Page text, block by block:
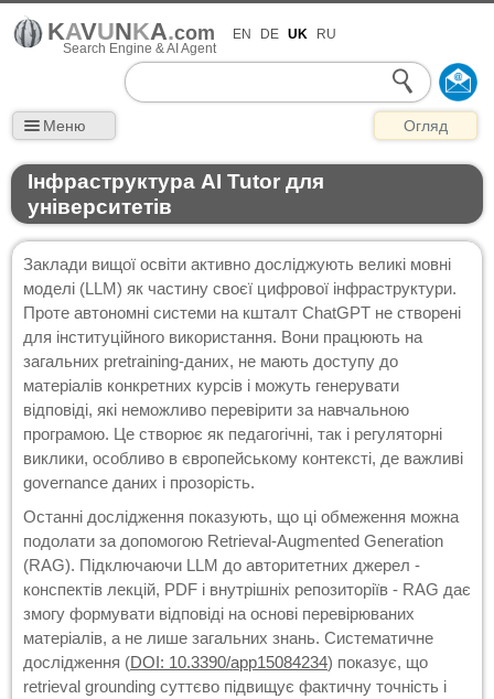
KAVUNKA.com
Search Engine & AI Agent
EN DE UK RU
Меню Огляд
Інфраструктура AI Tutor для
університетів
Заклади вищої освіти активно досліджують великі мовні
моделі (LLM) як частину своєї цифрової інфраструктури.
Проте автономні системи на кшталт ChatGPT не створені
для інституційного використання. Вони працюють на
загальних pretraining-даних, не мають доступу до
матеріалів конкретних курсів і можуть генерувати
відповіді, які неможливо перевірити за навчальною
програмою. Це створює як педагогічні, так і регуляторні
виклики, особливо в європейському контексті, де важливі
governance даних і прозорість.
Останні дослідження показують, що ці обмеження можна
подолати за допомогою Retrieval-Augmented Generation
(RAG). Підключаючи LLM до авторитетних джерел -
конспектів лекцій, PDF і внутрішніх репозиторіїв - RAG дає
змогу формувати відповіді на основі перевірюваних
матеріалів, а не лише загальних знань. Систематичне
дослідження (DOI: 10.3390/app15084234) показує, що
retrieval grounding суттєво підвищує фактичну точність і